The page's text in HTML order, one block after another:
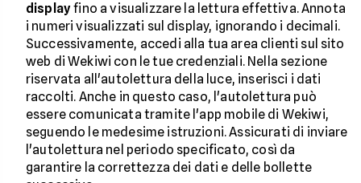
displayfino a visualizzare la lettura effettiva. Annota
i numeri visualizzati sul display, ignorando i decimali.
Successivamente, accedi alla tua area clienti sul sito
web di Wekiwi con le tue credenziali. Nella sezione
riservata all'autolettura della luce, inserisci i dati
raccolti. Anche in questo caso, l'autolettura può
essere comunicata tramite l'app mobile di Wekiwi,
seguendo le medesime istruzioni. Assicurati di inviare
l'autolettura nel periodo specificato, così da
garantire la correttezza dei dati e delle bollette